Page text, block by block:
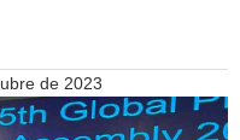
de 2023